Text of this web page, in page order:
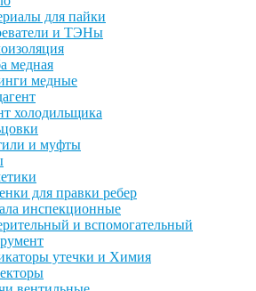
для пайки
и ТЭНы
медная
медные
холодильщика
и муфты
для правки ребер
инспекционные
и вспомогательный
утечки и Химия